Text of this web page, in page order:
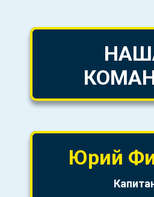
Юрий